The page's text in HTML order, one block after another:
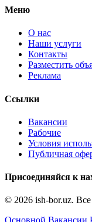
Меню
О нас
Наши услуги
Контакты
Разместить
Реклама
Ссылки
Вакансии
Рабочие
Условия
Публичная
Присоединяйся к
© 2026 ish-bor.uz.